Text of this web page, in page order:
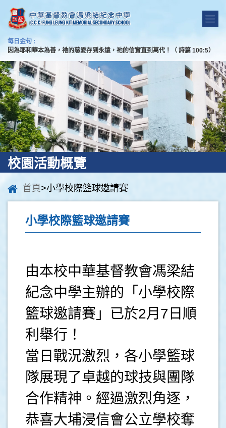
每日金句 :
因為耶和華本為善，祂的慈愛存到永遠，祂的信實直到萬代！（ 詩篇 100:5）
校園活動概覽
首頁>小學校際籃球邀請賽
小學校際籃球邀請賽
由本校中華基督教會馮梁結
紀念中學主辦的「小學校際
籃球邀請賽」已於2月7日順
利舉行！
當日戰況激烈，各小學籃球
隊展現了卓越的球技與團隊
合作精神。經過激烈角逐，
恭喜大埔浸信會公立學校奪